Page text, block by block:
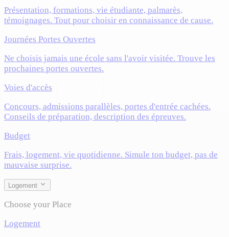
Présentation, formations, vie étudiante, palmarès,
témoignages. Tout pour choisir en connaissance de cause.
Journées Portes Ouvertes
Ne choisis jamais une école sans l'avoir visitée. Trouve les
prochaines portes ouvertes.
Voies d'accès
Concours, admissions parallèles, portes d'entrée cachées.
Conseils de préparation, description des épreuves.
Budget
Frais, logement, vie quotidienne. Simule ton budget, pas de
mauvaise surprise.
Logement
Choose your Place
Logement